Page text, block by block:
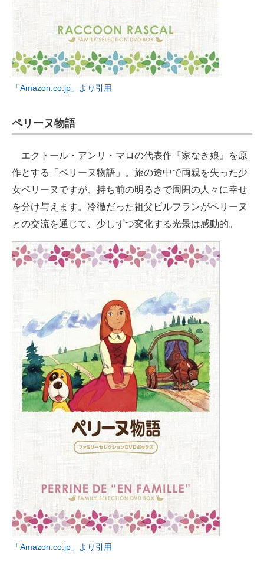
「Amazon.co.jp」より引用
ペリーヌ物語
エクトール・アンリ・マロの代表作『家なき娘』を原
作とする「ペリーヌ物語」。旅の途中で両親を失った少
女ペリーヌですが、持ち前の明るさで周囲の人々に幸せ
を分け与えます。冷徹だった祖父ビルフランがペリーヌ
との交流を通じて、少しずつ変化する光景は感動的。
「Amazon.co.jp」より引用